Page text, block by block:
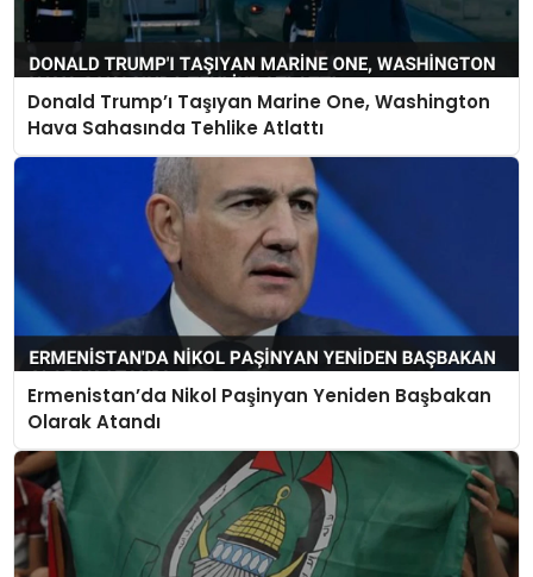
Donald Trump’ı Taşıyan Marine One, Washington
Hava Sahasında Tehlike Atlattı
Ermenistan’da Nikol Paşinyan Yeniden Başbakan
Olarak Atandı